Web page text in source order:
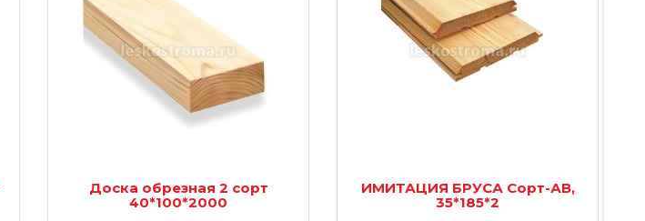
Доска обрезная 2 сорт
40*100*2000
ИМИТАЦИЯ БРУСА Сорт-АВ,
35*185*2